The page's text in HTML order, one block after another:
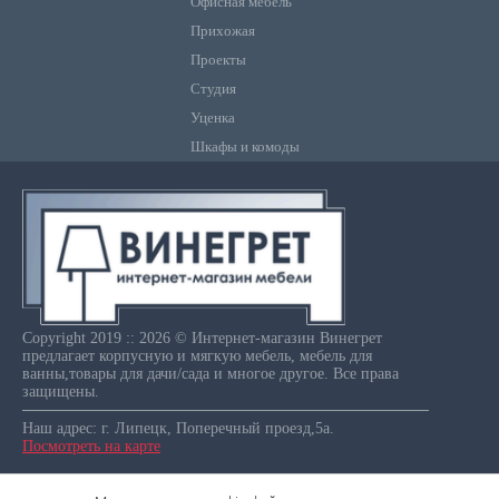
Прихожая
Проекты
Студия
Уценка
Шкафы и комоды
Copyright 2019 :: 2026 © Интернет-магазин Винегрет
предлагает корпусную и мягкую мебель, мебель для
ванны,товары для дачи/сада и многое другое. Все права
защищены.
Наш адрес: г. Липецк, Поперечный проезд,5а.
Посмотреть на карте